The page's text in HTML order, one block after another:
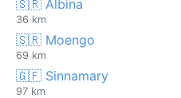
🇸🇷 Albina
36 km
🇸🇷 Moengo
69 km
🇬🇫 Sinnamary
97 km